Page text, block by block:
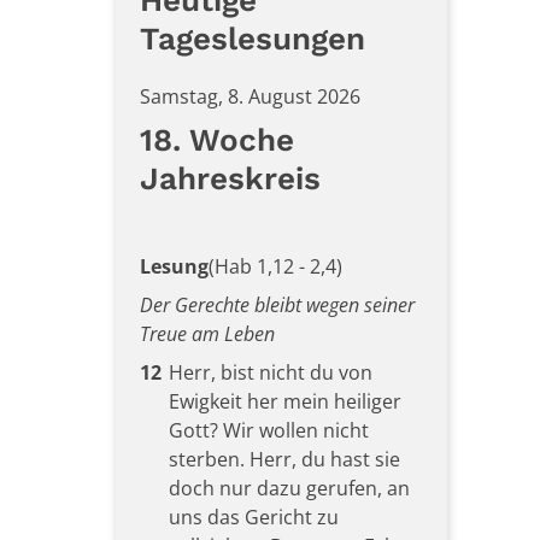
Tageslesungen
Samstag, 8. August 2026
18. Woche
Jahreskreis
Lesung(Hab 1,12 - 2,4)
Der Gerechte bleibt wegen seiner
Treue am Leben
12 Herr, bist nicht du von
Ewigkeit her mein heiliger
Gott? Wir wollen nicht
sterben. Herr, du hast sie
doch nur dazu gerufen, an
uns das Gericht zu